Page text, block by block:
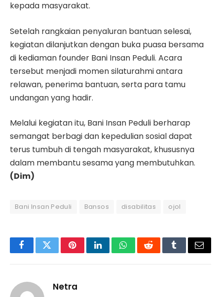
kepada masyarakat.
Setelah rangkaian penyaluran bantuan selesai,
kegiatan dilanjutkan dengan buka puasa bersama
di kediaman founder Bani Insan Peduli. Acara
tersebut menjadi momen silaturahmi antara
relawan, penerima bantuan, serta para tamu
undangan yang hadir.
Melalui kegiatan itu, Bani Insan Peduli berharap
semangat berbagi dan kepedulian sosial dapat
terus tumbuh di tengah masyarakat, khususnya
dalam membantu sesama yang membutuhkan.
(Dim)
Bani Insan Peduli Bansos disabilitas ojol
FacebookTwitterPinterestLinkedInWhatsAppRedditTumblrEmail
Netra